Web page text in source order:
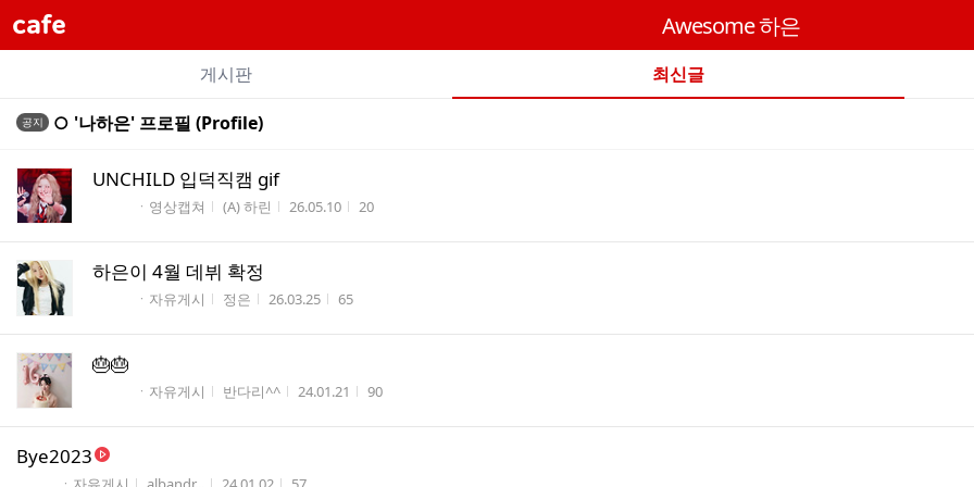
cafe Awesome 하은
카
페
메
뉴
게시판 최신글
전
글
트
공지 ○ '나하은' 프로필 (Profile)
UNCHILD 입덕직캠 gif
게시판명
ㆍ영상캡쳐 작성자
(A) 하린 작성시간
26.05.10 조회수
20
하은이 4월 데뷔 확정
게시판명
ㆍ자유게시 작성자
정은 작성시간
26.03.25 조회수
65
🎂🎂
게시판명
ㆍ자유게시 작성자
반다리^^ 작성시간
24.01.21 조회수
90
Bye2023
게시판명 작성자 작성시간 조회수